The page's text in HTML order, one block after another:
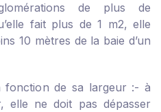
de plus de
fait plus de 1 m2, elle
10 mètres de la baie d’un
fonction de sa largeur :- à
elle ne doit pas dépasser